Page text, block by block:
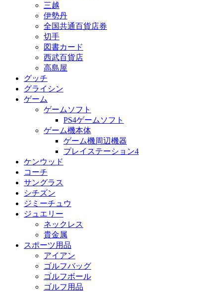
三越
伊勢丹
全国共通百貨店券
切手
図書カード
西武百貨店
高島屋
グッチ
グライシン
ゲーム
ゲームソフト
PS4ゲームソフト
ゲーム機本体
ゲーム機周辺機器
プレイステーション4
ケンウッド
コーチ
サングラス
シチズン
ジミーチュウ
ジュエリー
ネックレス
貴金属
スポーツ用品
アイアン
ゴルフバッグ
ゴルフボール
ゴルフ用品